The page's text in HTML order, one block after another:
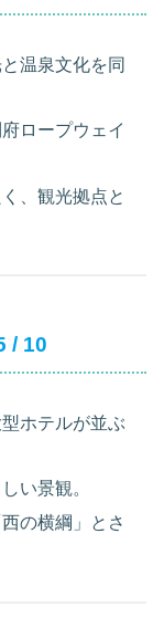
温泉文化を同
ロープウェイ
、観光拠点と
/ 10
ホテルが並ぶ
い景観。
の横綱」とさ